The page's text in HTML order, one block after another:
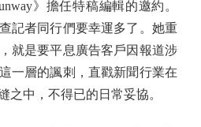
》擔任特稿編輯的邀約。
記者同行們要幸運多了。她重
就是要平息廣告客戶因報道涉
一層的諷刺，直戳新聞行業在
之中，不得已的日常妥協。